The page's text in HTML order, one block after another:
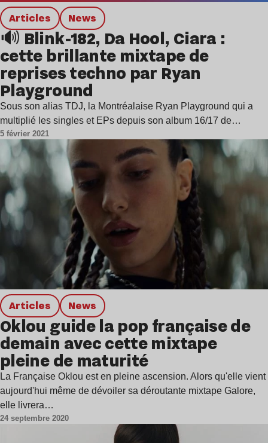
Articles news
🔊 Blink-182, Da Hool, Ciara :
cette brillante mixtape de
reprises techno par Ryan
Playground
Sous son alias TDJ, la Montréalaise Ryan Playground qui a
multiplié les singles et EPs depuis son album 16/17 de…
5 février 2021
Articles news
Oklou guide la pop française de
demain avec cette mixtape
pleine de maturité
La Française Oklou est en pleine ascension. Alors qu'elle vient
aujourd'hui même de dévoiler sa déroutante mixtape Galore,
elle livrera…
24 septembre 2020